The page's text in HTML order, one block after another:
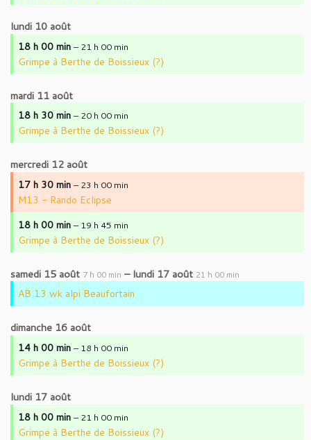
lundi 10 août
18 h 00 min – 21 h 00 min
Grimpe à Berthe de Boissieux (?)
mardi 11 août
18 h 30 min – 20 h 00 min
Grimpe à Berthe de Boissieux (?)
mercredi 12 août
17 h 30 min – 23 h 00 min
M13 - Rando Eclipse
18 h 00 min – 19 h 45 min
Grimpe à Berthe de Boissieux (?)
samedi 15 août 7 h 00 min –lundi 17 août 21 h 00 min
AB 13 wk alpi Beaufortain
dimanche 16 août
14 h 00 min – 18 h 00 min
Grimpe à Berthe de Boissieux (?)
lundi 17 août
18 h 00 min – 21 h 00 min
Grimpe à Berthe de Boissieux (?)